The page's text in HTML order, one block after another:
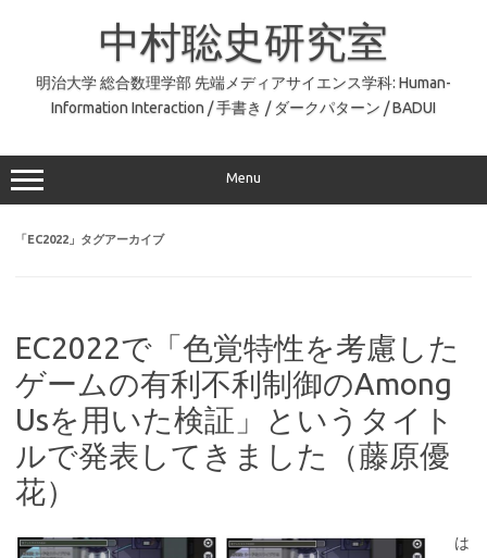
中村聡史研究室
明治大学 総合数理学部 先端メディアサイエンス学科: Human-
Information Interaction / 手書き / ダークパターン / BADUI
Menu
「EC2022 」タグアーカイブ
EC2022で「色覚特性を考慮した
ゲームの有利不利制御のAmong
Usを用いた検証」というタイト
ルで発表してきました（藤原優
花）
は